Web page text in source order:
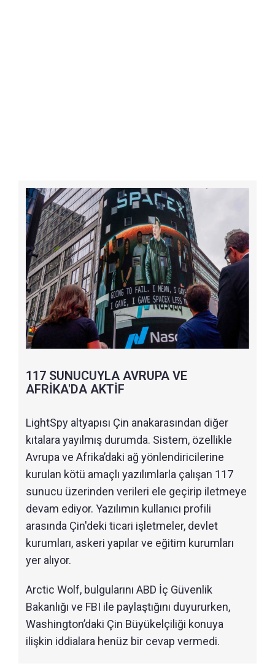
117 SUNUCUYLA AVRUPA VE
AFRİKA'DA AKTİF
LightSpy altyapısı Çin anakarasından diğer
kıtalara yayılmış durumda. Sistem, özellikle
Avrupa ve Afrika’daki ağ yönlendiricilerine
kurulan kötü amaçlı yazılımlarla çalışan 117
sunucu üzerinden verileri ele geçirip iletmeye
devam ediyor. Yazılımın kullanıcı profili
arasında Çin'deki ticari işletmeler, devlet
kurumları, askeri yapılar ve eğitim kurumları
yer alıyor.
Arctic Wolf, bulgularını ABD İç Güvenlik
Bakanlığı ve FBI ile paylaştığını duyururken,
Washington’daki Çin Büyükelçiliği konuya
ilişkin iddialara henüz bir cevap vermedi.